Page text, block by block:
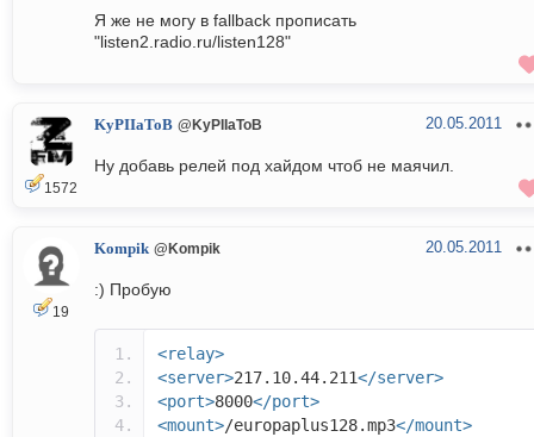
Я же не могу в fallback прописать
"listen2.radio.ru/listen128"
1572
KyPIIaToB @KyPIIaToB 20.05.2011
Ну добавь релей под хайдом чтоб не маячил.
19
Kompik @Kompik 20.05.2011
:) Пробую
<relay>
<server>217.10.44.211</server>
<port>8000</port>
<mount>/europaplus128.mp3</mount>